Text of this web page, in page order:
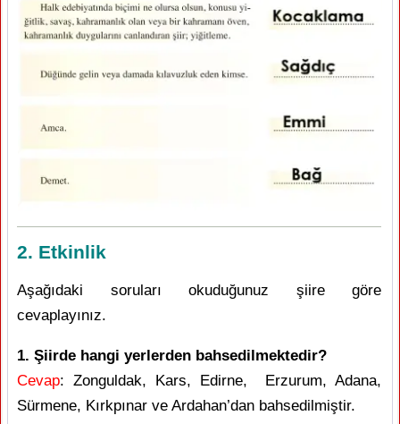
2. Etkinlik
Aşağıdaki soruları okuduğunuz şiire göre
cevaplayınız.
1. Şiirde hangi yerlerden bahsedilmektedir?
Cevap: Zonguldak, Kars, Edirne, Erzurum, Adana,
Sürmene, Kırkpınar ve Ardahan’dan bahsedilmiştir.